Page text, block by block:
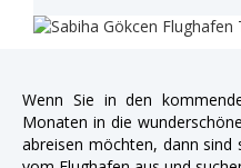
Wenn Sie in den
Monaten in die
abreisen möchten, dann